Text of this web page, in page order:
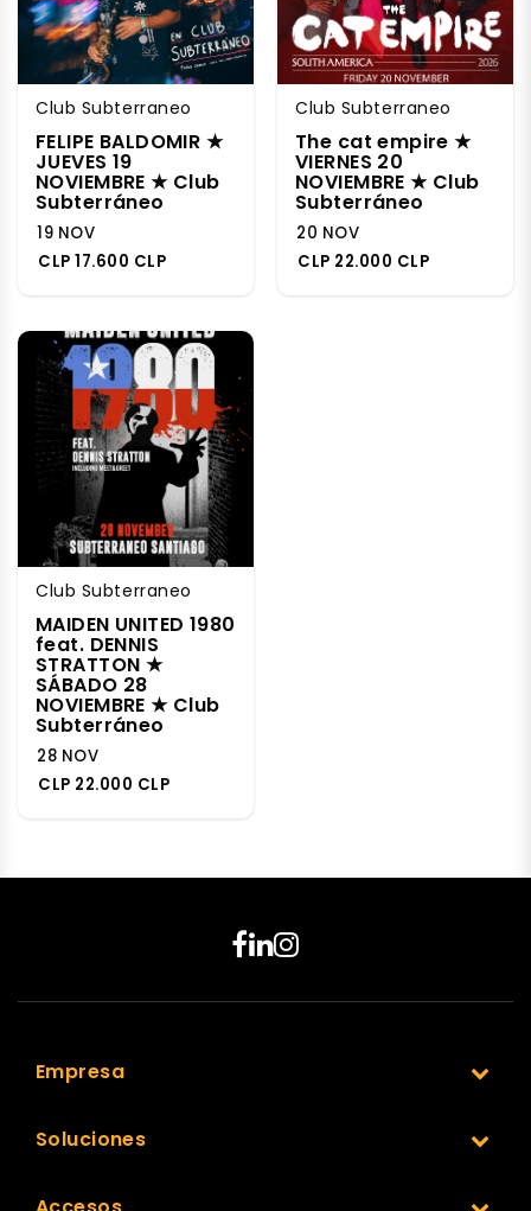
Club Subterraneo
FELIPE BALDOMIR ★
JUEVES 19
NOVIEMBRE ★ Club
Subterráneo
19 NOV
CLP 17.600 CLP
Club Subterraneo
The cat empire ★
VIERNES 20
NOVIEMBRE ★ Club
Subterráneo
20 NOV
CLP 22.000 CLP
Club Subterraneo
MAIDEN UNITED 1980
feat. DENNIS
STRATTON ★
SÁBADO 28
NOVIEMBRE ★ Club
Subterráneo
28 NOV
CLP 22.000 CLP
Empresa
Soluciones